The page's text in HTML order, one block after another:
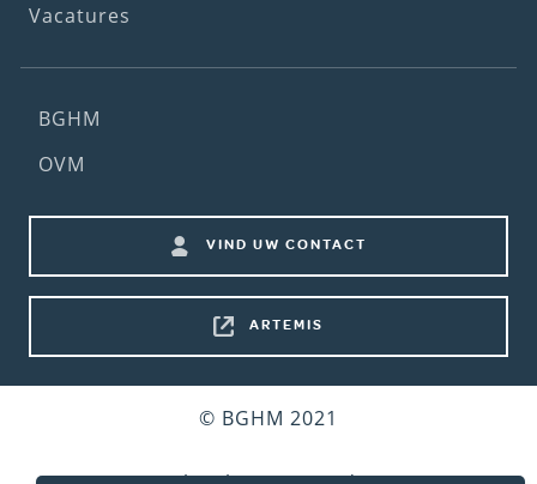
Vacatures
Footer
(2nd
BGHM
OVM
shortcuts
VIND UW CONTACT
ARTEMIS
© BGHM 2021